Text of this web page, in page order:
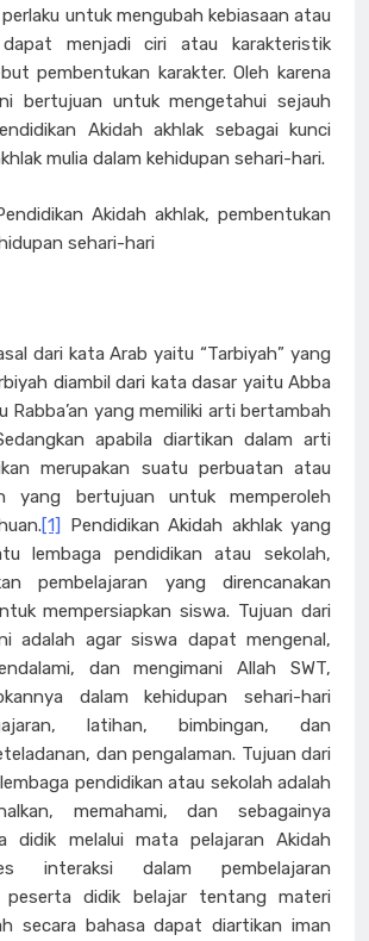
untuk mengubah kebiasaan atau
menjadi ciri atau karakteristik
pembentukan karakter. Oleh karena
bertujuan untuk mengetahui sejauh
Akidah akhlak sebagai kunci
mulia dalam kehidupan sehari-hari.
Akidah akhlak, pembentukan
sehari-hari
dari kata Arab yaitu “Tarbiyah” yang
diambil dari kata dasar yaitu Abba
Rabba’an yang memiliki arti bertambah
apabila diartikan dalam arti
merupakan suatu perbuatan atau
yang bertujuan untuk memperoleh
[1]
Pendidikan Akidah akhlak yang
lembaga pendidikan atau sekolah,
pembelajaran yang direncanakan
mempersiapkan siswa. Tujuan dari
adalah agar siswa dapat mengenal,
dan mengimani Allah SWT,
dalam kehidupan sehari-hari
latihan, bimbingan, dan
dan pengalaman. Tujuan dari
pendidikan atau sekolah adalah
memahami, dan sebagainya
didik melalui mata pelajaran Akidah
interaksi dalam pembelajaran
peserta didik belajar tentang materi
secara bahasa dapat diartikan iman